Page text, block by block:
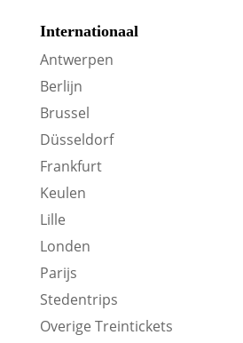
Internationaal
Antwerpen
Berlijn
Brussel
Düsseldorf
Frankfurt
Keulen
Lille
Londen
Parijs
Stedentrips
Overige Treintickets